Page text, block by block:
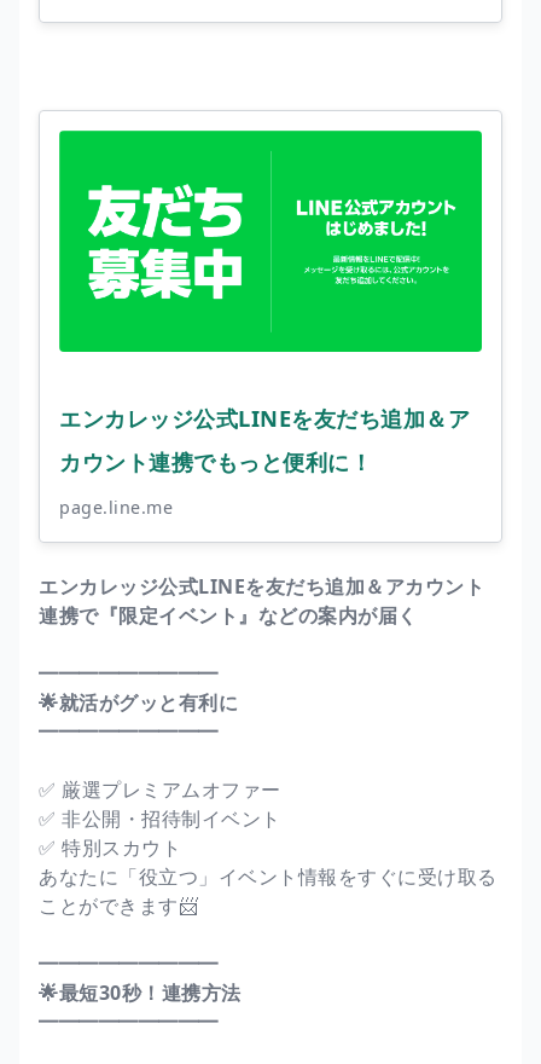
エンカレッジ公式LINEを友だち追加＆ア
カウント連携でもっと便利に！
page.line.me
エンカレッジ公式LINEを友だち追加＆アカウント
連携で『限定イベント』などの案内が届く
━━━━━━━━━
🌟就活がグッと有利に
━━━━━━━━━
✅ 厳選プレミアムオファー
✅ 非公開・招待制イベント
✅ 特別スカウト
あなたに「役立つ」イベント情報をすぐに受け取る
ことができます📨
━━━━━━━━━
🌟最短30秒！連携方法
━━━━━━━━━